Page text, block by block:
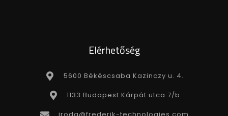
Elérhetőség
5600 Békéscsaba Kazinczy u. 4.
1133 Budapest Kárpát utca 7/b